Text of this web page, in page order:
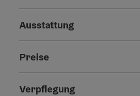
Ausstattung
Preise
Verpflegung